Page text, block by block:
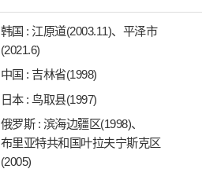
韩国 : 江原道(2003.11)、平泽市
(2021.6)
中国 : 吉林省(1998)
日本 : 鸟取县(1997)
俄罗斯 : 滨海边疆区(1998)、
布里亚特共和国叶拉夫宁斯克区
(2005)